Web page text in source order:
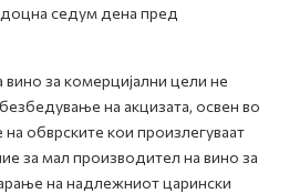
седум дена пред
за комерцијални цели не
на акцизата, освен во
обврските кои произлегуваат
за мал производител на вино за
на надлежниот царински